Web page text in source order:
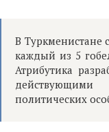
В Туркменистане
каждый из 5
Атрибутика
политических